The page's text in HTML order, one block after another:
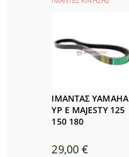
ΙΜΑΝΤΑΣ YAMAHA
YP E MAJESTY 125
150 180
29,00€